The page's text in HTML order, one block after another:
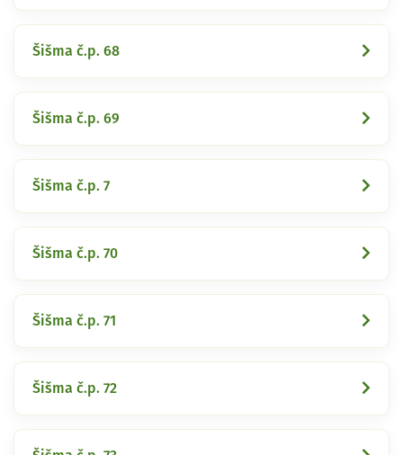
Šišma č.p. 68
Šišma č.p. 69
Šišma č.p. 7
Šišma č.p. 70
Šišma č.p. 71
Šišma č.p. 72